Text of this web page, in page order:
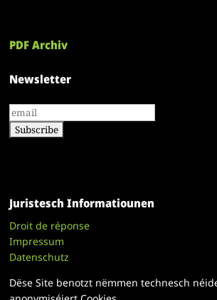
PDF Archiv
Newsletter
Juristesch Informatiounen
Droit de réponse
Impressum
Datenschutz
Dëse Site benotzt nëmmen technesch